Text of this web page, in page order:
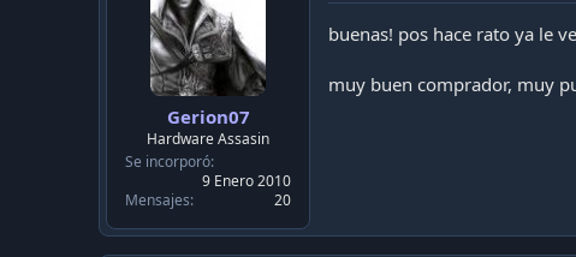
Gerion07
Hardware Assasin
Se incorporó
9 Enero 2010
Mensajes
20
buenas! pos hace rato ya le
muy buen comprador, muy